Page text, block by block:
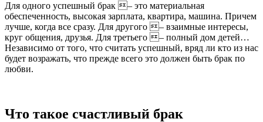
Для одного успешный брак – это материальная
обеспеченность, высокая зарплата, квартира, машина. Причем
лучше, когда все сразу. Для другого – взаимные интересы,
круг общения, друзья. Для третьего – полный дом детей…
Независимо от того, что считать успешный, вряд ли кто из нас
будет возражать, что прежде всего это должен быть брак по
любви.
Что такое счастливый брак